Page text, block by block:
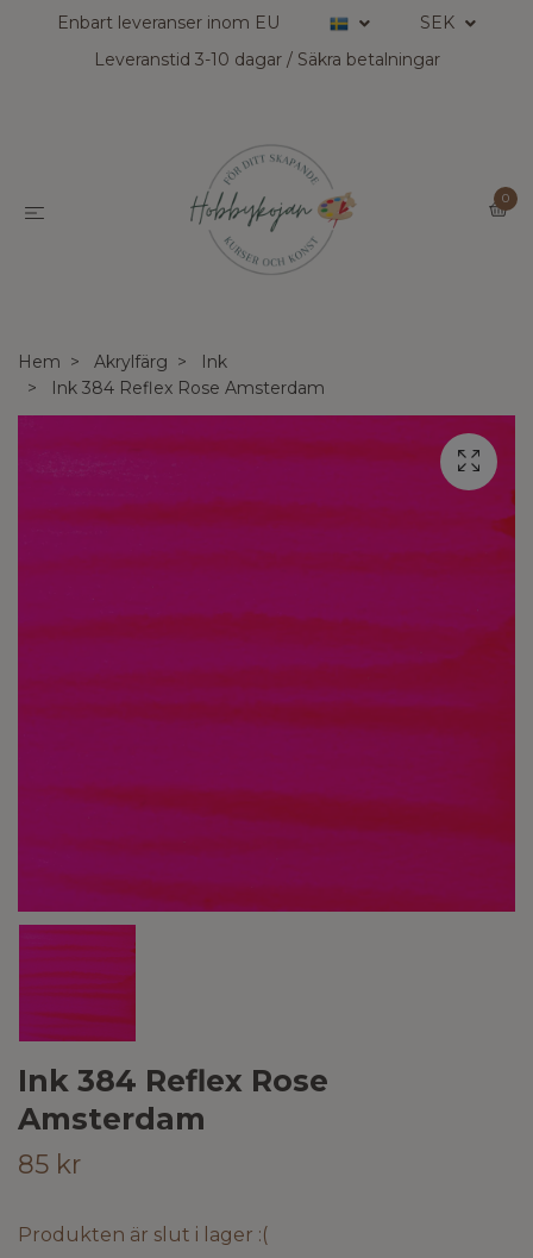
Enbart leveranser inom EU
SEK
Leveranstid 3-10 dagar / Säkra betalningar
0
Hem Akrylfärg
Ink
Ink 384 Reflex Rose Amsterdam
Ink 384 Reflex Rose
Amsterdam
85 kr
Produkten är slut i lager :(